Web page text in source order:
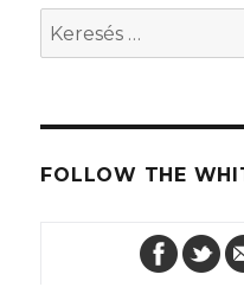
Keresés
a
kifejezésre:
FOLLOW THE